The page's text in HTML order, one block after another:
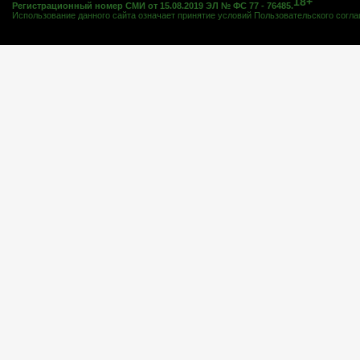
Регистрационный номер СМИ от 15.08.2019 ЭЛ № ФС 77 - 76485.
Использование данного сайта означает принятие условий Пользовательского